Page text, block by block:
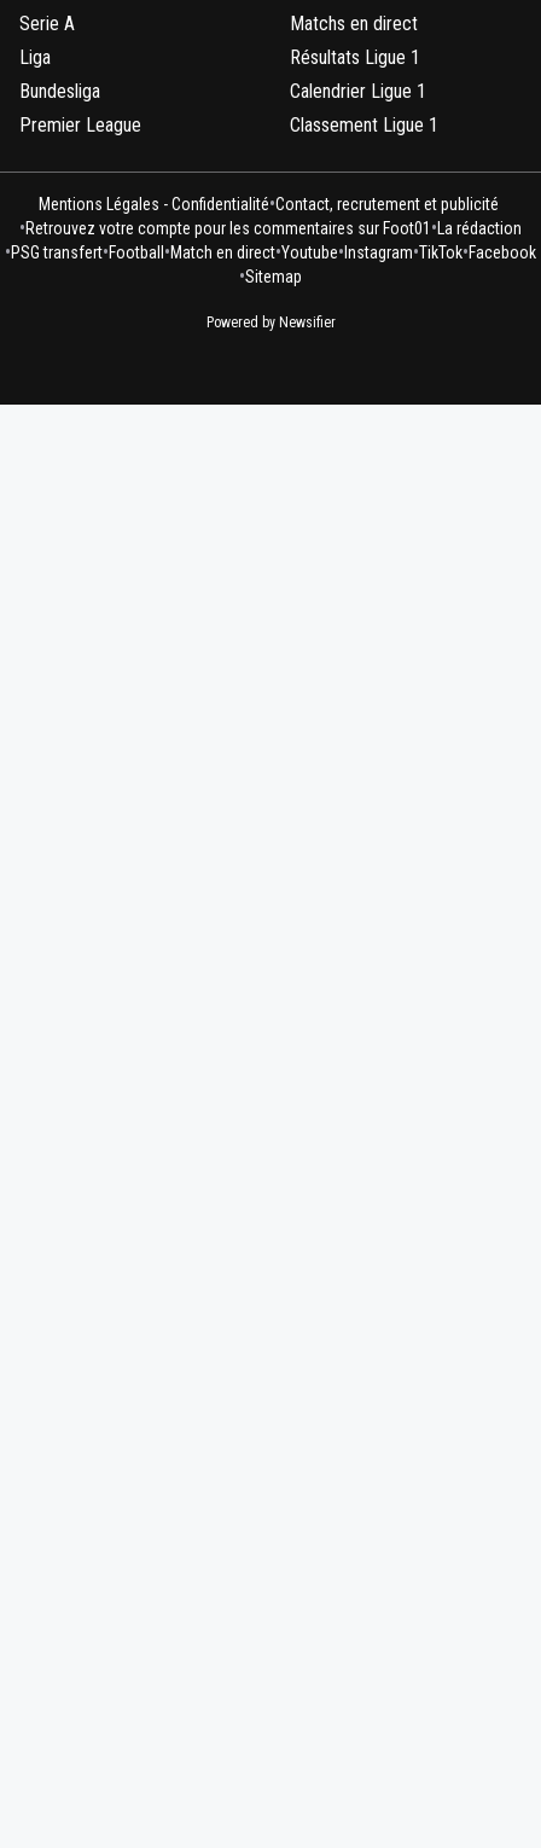
Serie A
Liga
Bundesliga
Premier League
Matchs en direct
Résultats Ligue 1
Calendrier Ligue 1
Classement Ligue 1
Mentions Légales - Confidentialité•Contact, recrutement et publicité
•Retrouvez votre compte pour les commentaires sur Foot01 • La rédaction
•PSG transfert•Football •Match en direct•Youtube• Instagram•TikTok•Facebook
•Sitemap
Powered by Newsifier